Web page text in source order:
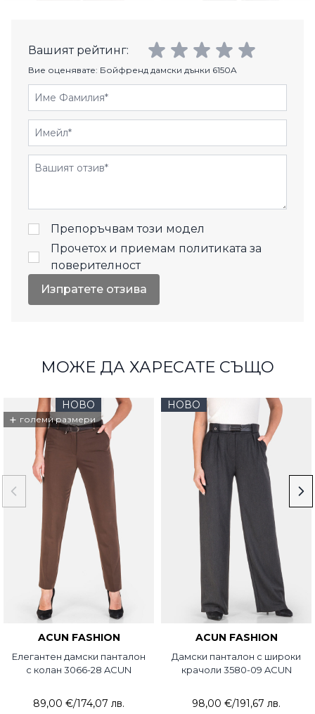
Вашият рейтинг:
Вие оценявате: Бойфренд дамски дънки 6150A
Име Фамилия
Имейл
Отзиви
Препоръчвам този модел
Прочетох и приемам политиката за
поверителност
Изпратете отзива
МОЖЕ ДА ХАРЕСАТЕ СЪЩО
НОВО
+ големи размери
ACUN FASHION
Елегантен дамски панталон
с колан 3066-28 ACUN
89,00 €/174,07 лв.
НОВО
ACUN FASHION
Дамски панталон с широки
крачоли 3580-09 ACUN
98,00 €/191,67 лв.